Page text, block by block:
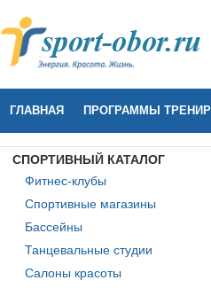
ГЛАВНАЯ ПРОГРАММЫ
СПОРТИВНЫЙ КАТАЛОГ
Фитнес-клубы
Спортивные магазины
Бассейны
Танцевальные студии
Салоны красоты